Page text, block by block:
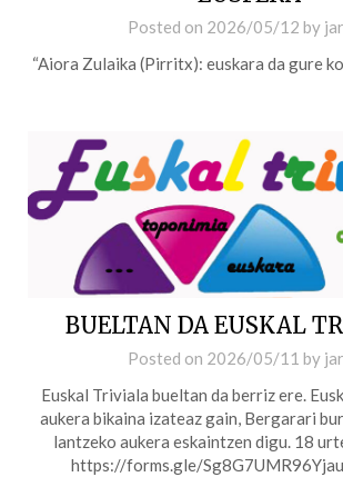
Posted on 2026/05/12 by
“Aiora Zulaika (Pirritx): euskara da gure
BUELTAN DA EUSKAL
Posted on 2026/05/11 by
Euskal Triviala bueltan da berriz ere.
aukera bikaina izateaz gain, Bergarari
lantzeko aukera eskaintzen digu. 18
https://forms.gle/